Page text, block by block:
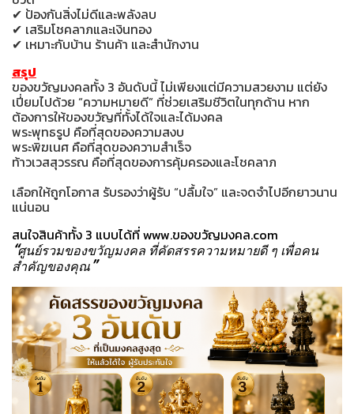
✔ ป้องกันสิ่งไม่ดีและพลังลบ
✔ เสริมโชคลาภและเงินทอง
✔ เหมาะกับบ้าน ร้านค้า และสำนักงาน
สรุป
ของขวัญมงคลทั้ง 3 อันดับนี้ ไม่เพียงแต่มีความสวยงาม แต่ยัง
เปี่ยมไปด้วย “ความหมายดี” ที่ช่วยเสริมชีวิตในทุกด้าน หาก
ต้องการให้ของขวัญที่ทั้งได้ใจและได้มงคล
พระพุทธรูป คือที่สุดของความสงบ
พระพิฆเนศ คือที่สุดของความสำเร็จ
ท้าวเวสสุวรรณ คือที่สุดของการคุ้มครองและโชคลาภ
เลือกให้ถูกโอกาส รับรองว่าผู้รับ “ปลื้มใจ” และจดจำไปอีกยาวนาน
แน่นอน
สนใจสินค้าทั้ง 3 แบบได้ที่www.ของขวัญมงคล.com
“ศูนย์รวมของขวัญมงคล ที่คัดสรรความหมายดี ๆ เพื่อคน
สำคัญของคุณ”